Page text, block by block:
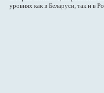
уровнях как в Беларуси, так и в